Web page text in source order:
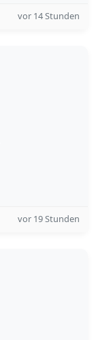
vor 14 Stunden
vor 19 Stunden